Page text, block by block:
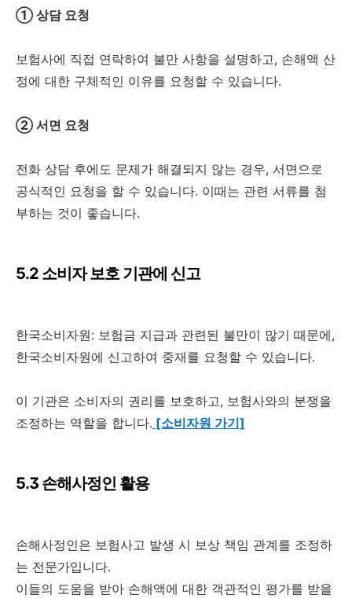
① 상담 요청
보험사에 직접 연락하여 불만 사항을 설명하고, 손해액 산
정에 대한 구체적인 이유를 요청할 수 있습니다.
② 서면 요청
전화 상담 후에도 문제가 해결되지 않는 경우, 서면으로
공식적인 요청을 할 수 있습니다. 이때는 관련 서류를 첨
부하는 것이 좋습니다.
5.2 소비자 보호 기관에 신고
한국소비자원: 보험금 지급과 관련된 불만이 많기 때문에,
한국소비자원에 신고하여 중재를 요청할 수 있습니다.
이 기관은 소비자의 권리를 보호하고, 보험사와의 분쟁을
조정하는 역할을 합니다. [소비자원 가기]
5.3 손해사정인 활용
손해사정인은 보험사고 발생 시 보상 책임 관계를 조정하
는 전문가입니다.
이들의 도움을 받아 손해액에 대한 객관적인 평가를 받을